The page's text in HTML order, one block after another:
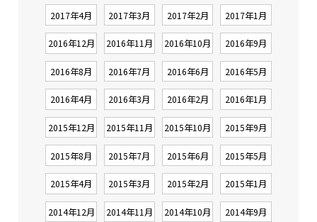
2017年4月 2017年3月 2017年2月 2017年1月
2016年12月 2016年11月 2016年10月 2016年9月
2016年8月 2016年7月 2016年6月 2016年5月
2016年4月 2016年3月 2016年2月 2016年1月
2015年12月 2015年11月 2015年10月 2015年9月
2015年8月 2015年7月 2015年6月 2015年5月
2015年4月 2015年3月 2015年2月 2015年1月
2014年12月 2014年11月 2014年10月 2014年9月